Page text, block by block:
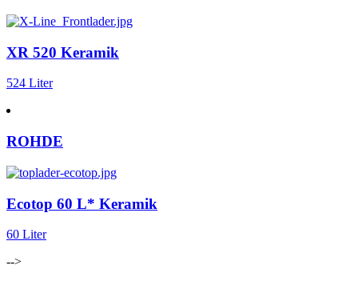
XR 520 Keramik
524 Liter
ROHDE
Ecotop 60 L* Keramik
60 Liter
-->